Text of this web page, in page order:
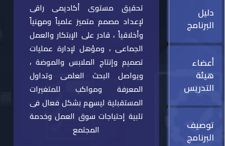
دليل
البرنامج
أعضاء
هيئة
التدريس
توصيف
البرنامج
تحقيق مستوى أكاديمى راقى
لإعداد مصمم متميز علمياً ومهنياً
وأخلاقياً ، قادر على الإبتكار والعمل
الجماعى ، ومؤهل لإدارة عمليات
تصميم وإنتاج الملابس والموضة ،
ويواصل البحث العلمى وتداول
المعرفة ومواكب للمتغيرات
المستقبلية ليسهم بشكل فعال فى
تلبية إحتياجات سوق العمل وخدمة
المجتمع